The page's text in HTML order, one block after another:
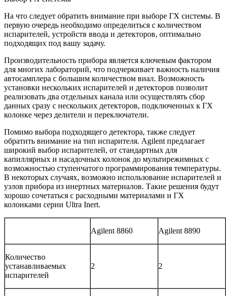
На что следует обратить внимание при выборе ГХ системы. В
первую очередь необходимо определиться с количеством
испарителей, устройств ввода и детекторов, оптимально
подходящих под вашу задачу.
Производительность прибора является ключевым фактором
для многих лабораторий, что подчеркивает важность наличия
автосамплера с большим количеством виал. Возможность
установки нескольких испарителей и детекторов позволит
реализовать два отдельных канала или осуществлять сбор
данных сразу с нескольких детекторов, подключенных к ГХ
колонке через делители и переключатели.
Помимо выбора подходящего детектора, также следует
обратить внимание на тип испарителя. Agilent предлагает
широкий выбор испарителей, от стандартных для
капиллярных и насадочных колонок до мультирежимных с
возможностью ступенчатого программирования температуры.
В некоторых случаях, возможно использование испарителей и
узлов прибора из инертных материалов. Такие решения будут
хорошо сочетаться с расходными материалами и ГХ
колонками серии Ultra Inert.
Agilent 8860 Agilent 8890
Количество
устанавливаемых
испарителей
2 2